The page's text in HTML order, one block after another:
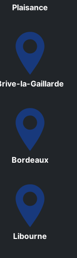
Plaisance
la-Gaillarde
Bordeaux
Libourne